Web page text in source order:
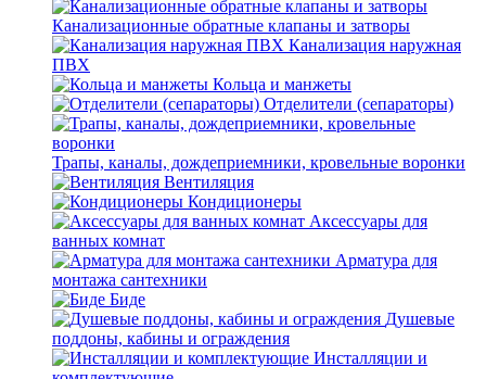
Канализационные обратные клапаны и затворы
Канализация наружная
ПВХ
Кольца и манжеты
Отделители (сепараторы)
Трапы, каналы, дождеприемники, кровельные воронки
Вентиляция
Кондиционеры
Аксессуары для
ванных комнат
Арматура для
монтажа сантехники
Биде
Душевые
поддоны, кабины и ограждения
Инсталляции и